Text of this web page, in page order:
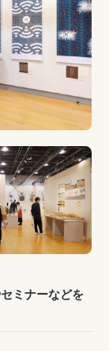
ミナーなどを